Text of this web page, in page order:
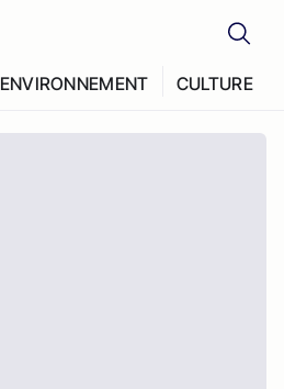
ENVIRONNEMENT CULTURE